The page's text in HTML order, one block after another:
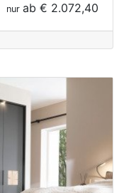
nur ab € 2.072,40